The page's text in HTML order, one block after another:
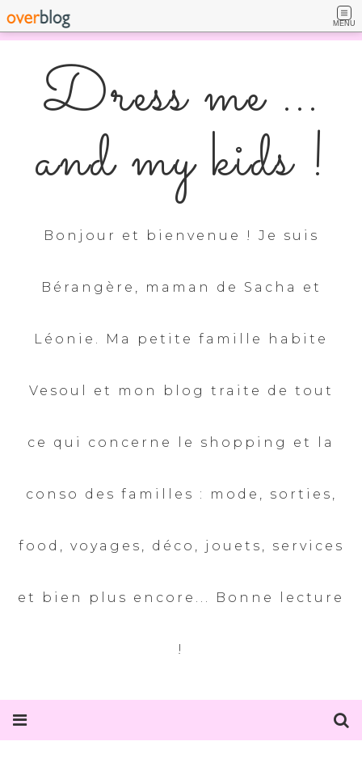
MENU
Dress me ...
and my kids !
Bonjour et bienvenue ! Je suis
Bérangère, maman de Sacha et
Léonie. Ma petite famille habite
Vesoul et mon blog traite de tout
ce qui concerne le shopping et la
conso des familles : mode, sorties,
food, voyages, déco, jouets, services
et bien plus encore... Bonne lecture
!